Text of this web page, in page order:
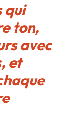
qui
ton,
avec
et